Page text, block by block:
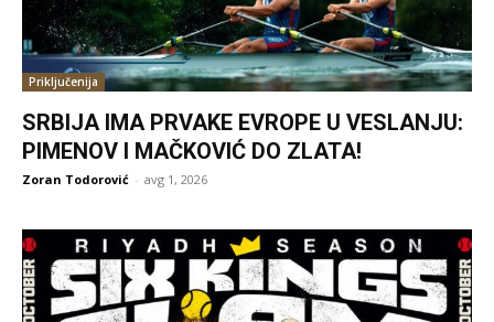
Priključenija
SRBIJA IMA PRVAKE EVROPE U VESLANJU:
PIMENOV I MAČKOVIĆ DO ZLATA!
Zoran Todorović - avg 1, 2026